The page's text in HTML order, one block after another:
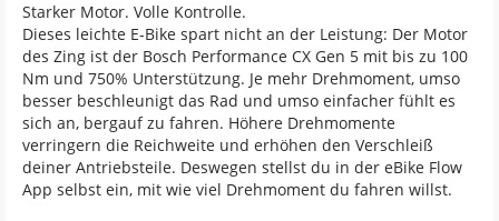
Starker Motor. Volle Kontrolle.
Dieses leichte E-Bike spart nicht an der Leistung: Der Motor
des Zing ist der Bosch Performance CX Gen 5 mit bis zu 100
Nm und 750% Unterstützung. Je mehr Drehmoment, umso
besser beschleunigt das Rad und umso einfacher fühlt es
sich an, bergauf zu fahren. Höhere Drehmomente
verringern die Reichweite und erhöhen den Verschleiß
deiner Antriebsteile. Deswegen stellst du in der eBike Flow
App selbst ein, mit wie viel Drehmoment du fahren willst.